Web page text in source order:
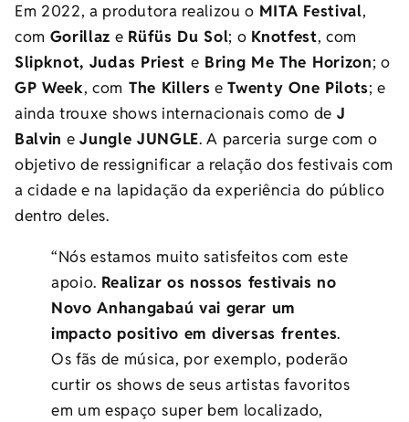
Em 2022, a produtora realizou o MITA Festival,
com Gorillaz e Rüfüs Du Sol; o Knotfest, com
Slipknot, Judas Priest e Bring Me The Horizon; o
GP Week, com The Killers eTwenty One Pilots; e
ainda trouxe shows internacionais como de J
Balvin eJungle JUNGLE. A parceria surge com o
objetivo de ressignificar a relação dos festivais com
a cidade e na lapidação da experiência do público
dentro deles.
“Nós estamos muito satisfeitos com este
apoio. Realizar os nossos festivais no
Novo Anhangabaú vai gerar um
impacto positivo em diversas frentes.
Os fãs de música, por exemplo, poderão
curtir os shows de seus artistas favoritos
em um espaço super bem localizado,